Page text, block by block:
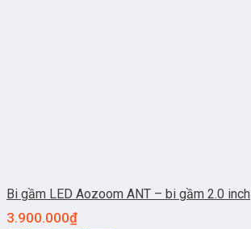
Bi gầm LED Aozoom ANT – bi gầm 2.0 inch
3.900.000₫